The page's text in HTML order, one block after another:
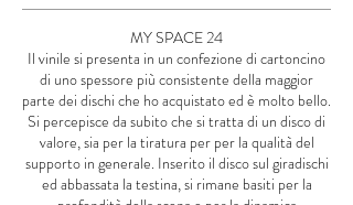
MY SPACE 24
Il vinile si presenta in un confezione di cartoncino
di uno spessore più consistente della maggior
parte dei dischi che ho acquistato ed è molto bello.
Si percepisce da subito che si tratta di un disco di
valore, sia per la tiratura per per la qualità del
supporto in generale. Inserito il disco sul giradischi
ed abbassata la testina, si rimane basiti per la